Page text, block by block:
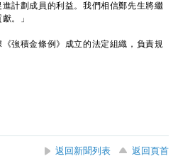
計劃成員的利益。我們相信鄭先生將繼
。」
積金條例》成立的法定組織，負責規
返回新聞列表
返回頁首